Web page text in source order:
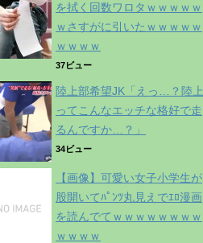
を拭く回数ワロタｗｗｗｗｗ
ｗさすがに引いたｗｗｗｗｗ
ｗｗｗｗ
37ビュー
陸上部希望JK「えっ…？陸上
ってこんなエッチな格好で走
るんですか…？」
34ビュー
【画像】可愛い女子小学生が
股開いてﾊﾟﾝﾂ丸見えでｴﾛ漫画
を読んでてｗｗｗｗｗｗｗｗ
ｗｗｗｗ